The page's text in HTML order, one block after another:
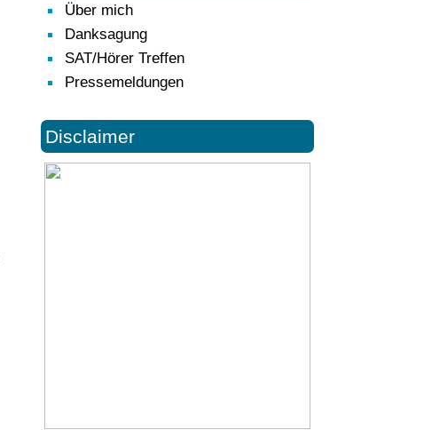
Über mich
Danksagung
SAT/Hörer Treffen
Pressemeldungen
Disclaimer